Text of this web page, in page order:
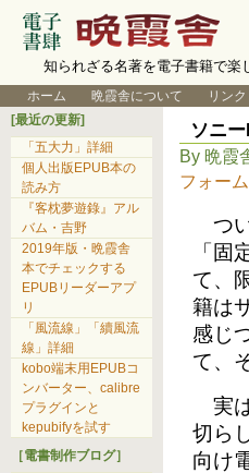
知られざる名著を電子書籍で
ホーム 晩霞舎について リンク
ソニ
By 晩霞
フォーム
つ
「
て、
籍は
感じ
て、
実
切ら
向け
[最近の更新]
「五大力」詳細
個人出版EPUB本の
読み方
『客枕夢遊錄』アル
バム・吉野
2019年版・晩霞舎
本でチェックする
EPUBリーダーアプ
リ
「風流線」「續風流
線」詳細
kobo端末用EPUBコ
ンバーター、calibre
プラグインと
kepubifyを試す
［電書制作ブログ］